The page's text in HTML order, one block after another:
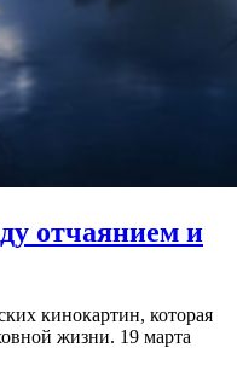
отчаянием и
кинокартин, которая
жизни. 19 марта